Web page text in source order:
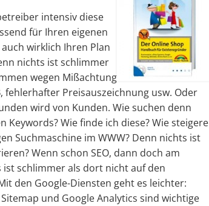
intensiv diese
für Ihren eigenen
wirklich Ihren Plan
nichts ist schlimmer
wegen Mißachtung
fehlerhafter Preisauszeichnung usw. Oder
wird von Kunden. Wie suchen denn
Keywords? Wie finde ich diese? Wie steigere
Suchmaschine im WWW? Denn nichts ist
Wenn schon SEO, dann doch am
schlimmer als dort nicht auf den
den Google-Diensten geht es leichter:
und Google Analytics sind wichtige